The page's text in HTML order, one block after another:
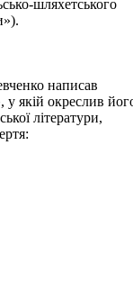
шляхетського
написав
у якій окреслив
літератури,